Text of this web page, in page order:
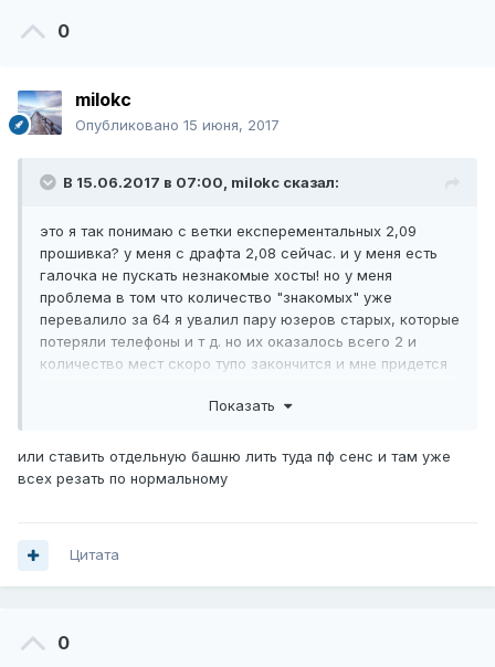
0
milokc
Опубликовано 15 июня, 2017
В 15.06.2017 в 07:00, milokc сказал:
это я так понимаю с ветки експерементальных 2,09
прошивка? у меня с драфта 2,08 сейчас. и у меня есть
галочка не пускать незнакомые хосты! но у меня
проблема в том что количество "знакомых" уже
перевалило за 64 я увалил пару юзеров старых, которые
потеряли телефоны и т д. но их оказалось всего 2 и
количество мест скоро тупо закончится и мне придется
пипец т к меня все съедят с потрохами.
Показать
или ставить отдельную башню лить туда пф сенс и там уже
всех резать по нормальному
Цитата
0